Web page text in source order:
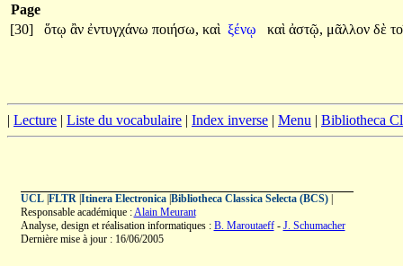
Page
[30]
ὅτῳ ἂν ἐντυγχάνω ποιήσω, καὶ ξένῳ καὶ ἀστῷ, μᾶλλον δὲ
| Lecture | Liste du vocabulaire | Index inverse | Menu | Bibliotheca
UCL| FLTR| Itinera Electronica| Bibliotheca Classica Selecta (BCS)|
Responsable académique :Alain Meurant
Analyse, design et réalisation informatiques : B. Maroutaeff- J. Schumacher
Dernière mise à jour : 16/06/2005